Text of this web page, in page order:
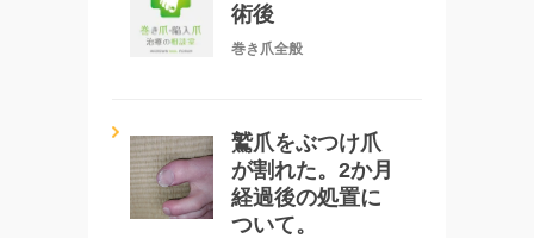
術後
巻き爪全般
鷲爪をぶつけ爪
が割れた。2か月
経過後の処置に
ついて。